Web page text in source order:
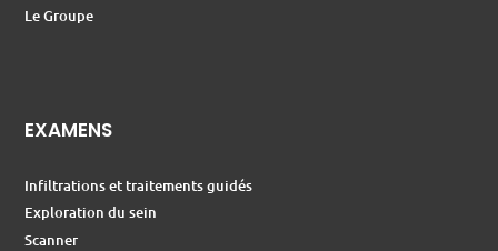
Le Groupe
EXAMENS
Infiltrations et traitements guidés
Exploration du sein
Scanner